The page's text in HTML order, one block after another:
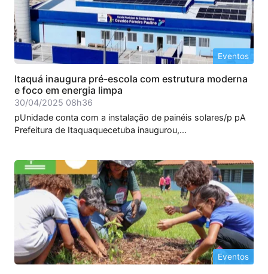
Eventos
Itaquá inaugura pré-escola com estrutura moderna
e foco em energia limpa
30/04/2025 08h36
pUnidade conta com a instalação de painéis solares/p pA
Prefeitura de Itaquaquecetuba inaugurou,...
Eventos